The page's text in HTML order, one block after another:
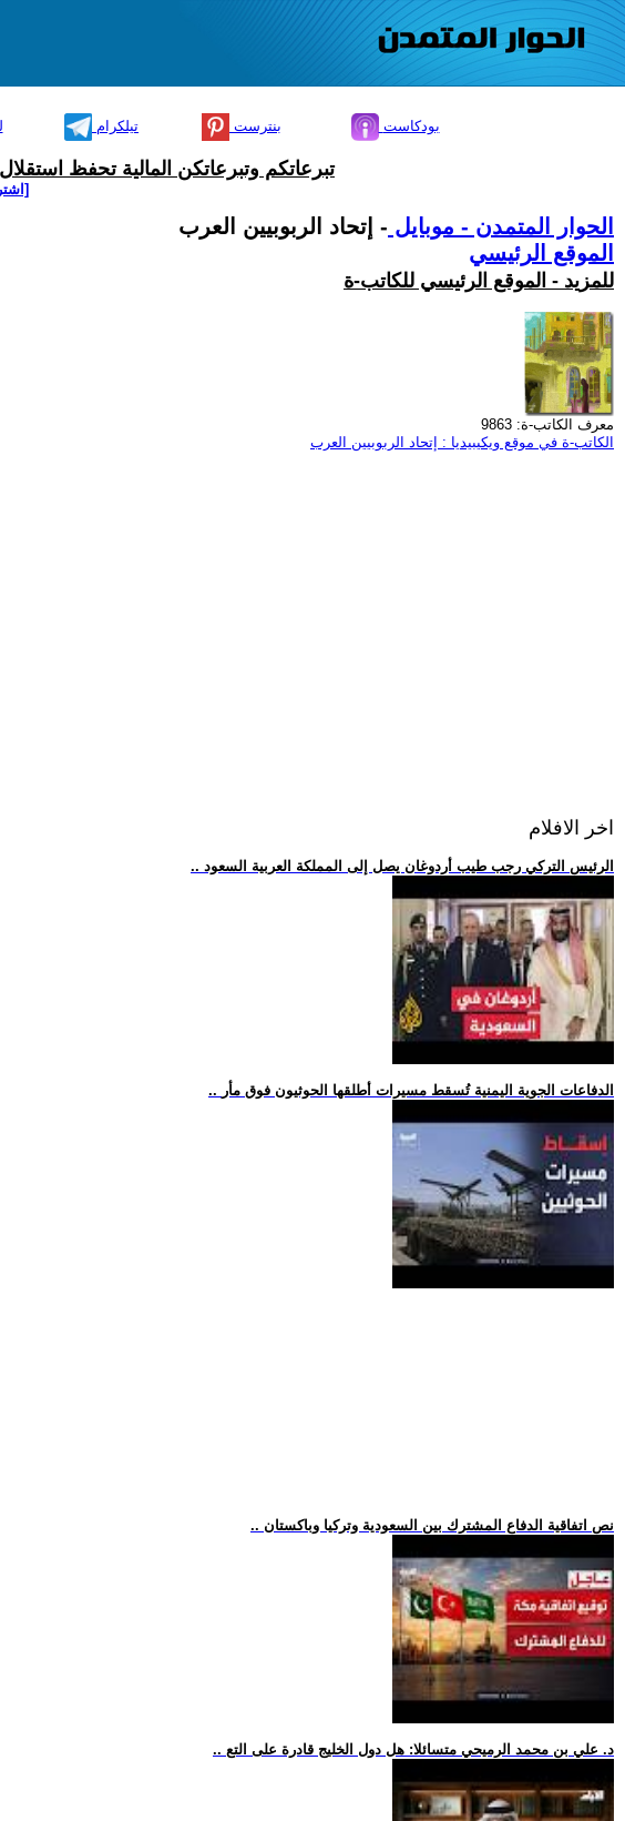
تيلكرام بنترست بودكاست
تبرعاتكم وتبرعاتكن المالية تحفظ
الحوار المتمدن - موبايل - إتحاد الربوبيين العرب
الموقع الرئيسي
للمزيد - الموقع الرئيسي للكاتب-ة
معرف الكاتب-ة: 9863
الكاتب-ة في موقع ويكيبيديا : إتحاد الربوبيين العرب
اخر الافلام
.. الرئيس التركي رجب طيب أردوغان يصل إلى المملكة العربية السعود
.. الدفاعات الجوية اليمنية تُسقط مسيرات أطلقها الحوثيون فوق مأر
.. نص اتفاقية الدفاع المشترك بين السعودية وتركيا وباكستان
.. د. علي بن محمد الرميحي متسائلا: هل دول الخليج قادرة على التع